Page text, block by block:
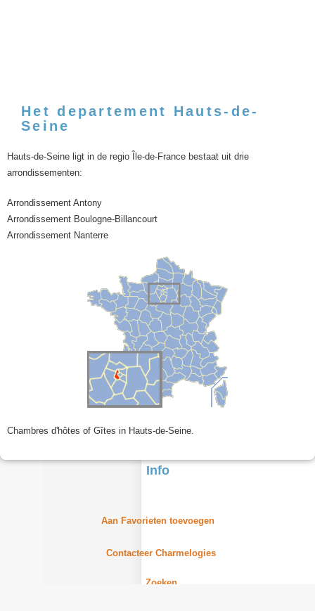
Het departement Hauts-de-
Seine
Hauts-de-Seine ligt in de regio Île-de-France bestaat uit drie
arrondissementen:
Arrondissement Antony
Arrondissement Boulogne-Billancourt
Arrondissement Nanterre
Chambres d'hôtes of Gîtes in Hauts-de-Seine.
Info
Aan Favorieten toevoegen
Contacteer Charmelogies
Zoeken